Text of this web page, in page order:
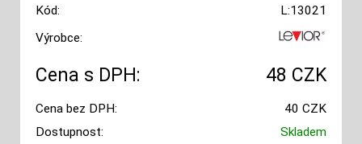
Kód:
L:13021
Výrobce:
Cena s DPH: 48 CZK
Cena bez DPH:
40 CZK
Dostupnost:
Skladem